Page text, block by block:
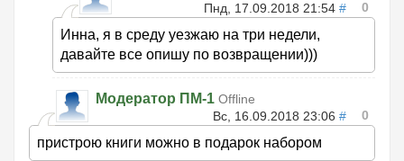
Пнд, 17.09.2018 21:54 # 0
Инна, я в среду уезжаю на три недели,
давайте все опишу по возвращении)))
Модератор ПМ-1 Offline
Вс, 16.09.2018 23:06 # 0
пристрою книги можно в подарок набором